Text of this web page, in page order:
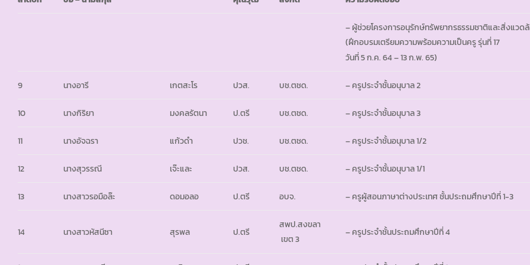
– ผู้ช่วยโครงการอนุรักษ์ทรัพยากรธรรมชาติและสิ่งแวด
(ฝึกอบรมเตรียมความพร้อมความเป็นครู รุ่นที่ 17
วันที่ 5 ก.ค. 64 – 13 ก.พ. 65)
9 นางอารี เกตสะโร ปวส. บช.ตชด. – ครูประจำชั้นอนุบาล 2
10 นางกิริยา มงคลรัตนา ป.ตรี บช.ตชด. – ครูประจำชั้นอนุบาล 3
11 นางอัจฉรา แก้วดำ ปวช. บช.ตชด. – ครูประจำชั้นอนุบาล 1/2
12 นางสุวรรณี เจ๊ะและ ปวส. บช.ตชด. – ครูประจำชั้นอนุบาล 1/1
13 นางสาวรอมือล๊ะ ดอมอลอ ป.ตรี อบจ. – ครูผู้สอนภาษาต่างประเทศ ชั้นประถมศึกษาปีที่ 1-3
14 นางสาวหัสนีซา สุรพล ป.ตรี
สพป.สงขลา
เขต 3
– ครูประจำชั้นประถมศึกษาปีที่ 4